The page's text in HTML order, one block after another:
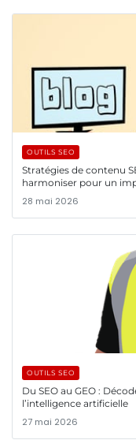
OUTILS SEO
Stratégies de contenu
harmoniser pour un
28 mai 2026
OUTILS SEO
Du SEO au GEO :
l’intelligence artificielle
27 mai 2026